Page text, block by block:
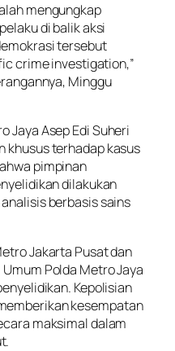
mengungkap
di balik aksi
tersebut
crime investigation,”
Minggu
Jaya Asep Edi Suheri
khusus terhadap kasus
pimpinan
dilakukan
berbasis sains
Jakarta Pusat dan
Polda Metro Jaya
Kepolisian
kesempatan
maksimal dalam